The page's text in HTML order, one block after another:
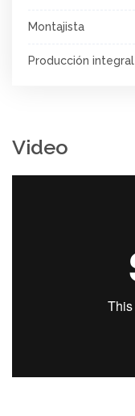
Montajista
Producción integral
Video